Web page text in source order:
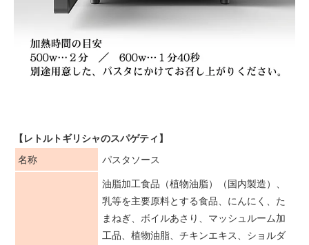
【レトルトギリシャのスパゲティ】
名称
パスタソース
油脂加工食品（植物油脂）（国内製造）、
乳等を主要原料とする食品、にんにく、た
まねぎ、ボイルあさり、マッシュルーム加
工品、植物油脂、チキンエキス、ショルダ